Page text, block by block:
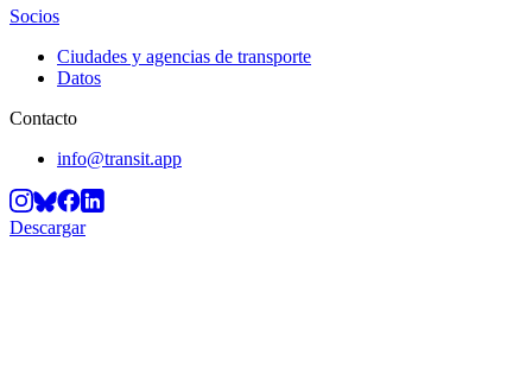
Socios
Ciudades y agencias de transporte
Datos
Contacto
info@transit.app
Descargar